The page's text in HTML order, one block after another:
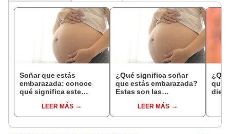
Soñar que estás
embarazada: conoce
qué significa este
LEER MÁS
¿Qué significa soñar
que estás embarazada?
Estas son las
comunesLEER MÁS
que